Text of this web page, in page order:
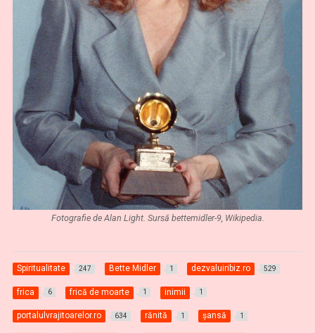
Fotografie de Alan Light. Sursă bettemidler-9, Wikipedia.
Spiritualitate 247 Bette Midler 1 dezvaluiribiz.ro 529
frica 6 frică de moarte 1 inimii 1
portalulvrajitoarelor.ro 634 rănită 1 şansă 1